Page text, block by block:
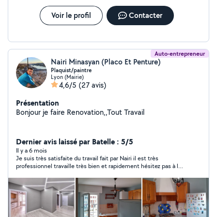
propre, organisé et respect des attentes du client.
Polyvalence : Capacité à gérer peinture et montage
dans un même projet. Fiabilité : Engagement à livrer un
Voir le profil Contacter
Auto-entrepreneur
Nairi Minasyan (Placo Et Penture)
Plaquist/paintre
Lyon (Mairie)
4,6/5 (27 avis)
Présentation
Bonjour je faire Renovation,,Tout Travail
Dernier avis laissé par Batelle : 5/5
Il y a 6 mois
Je suis très satisfaite du travail fait par Nairi il est très
professionnel travaille très bien et rapidement hésitez pas à le